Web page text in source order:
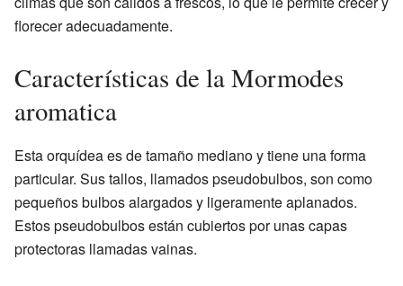
florecer adecuadamente.
Características de la Mormodes
aromatica
Esta orquídea es de tamaño mediano y tiene una forma
particular. Sus tallos, llamados pseudobulbos, son como
pequeños bulbos alargados y ligeramente aplanados.
Estos pseudobulbos están cubiertos por unas capas
protectoras llamadas vainas.